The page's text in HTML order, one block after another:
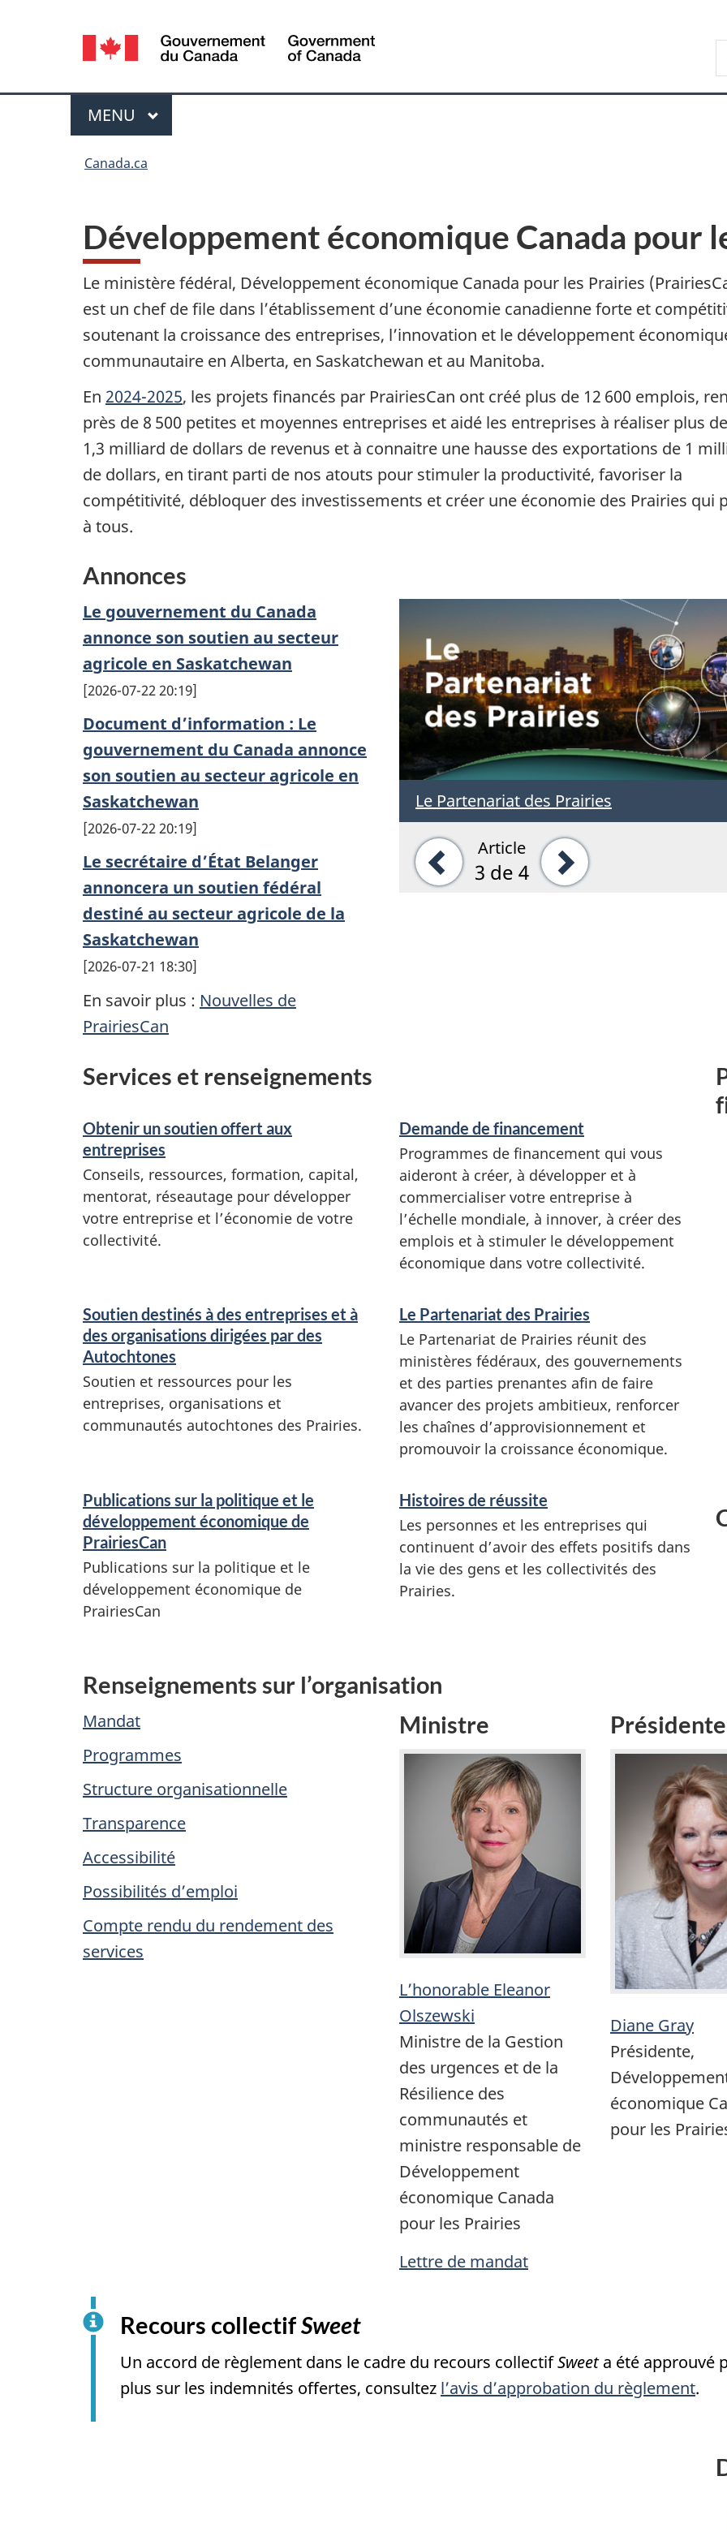
sujet
HTML
de
langue
Canada
Menu
MENU PRINCIPAL
Canada.ca
Développement économique Canada pour
Le ministère fédéral, Développement économique Canada pour les Prairies
est un chef de file dans l’établissement d’une économie canadienne forte et
soutenant la croissance des entreprises, l’innovation et le développement
communautaire en Alberta, en Saskatchewan et au Manitoba.
En 2024-2025, les projets financés par PrairiesCan ont créé plus de 12 600 emplois,
près de 8 500 petites et moyennes entreprises et aidé les entreprises à réaliser plus de
1,3 milliard de dollars de revenus et à connaitre une hausse des exportations de 1
de dollars, en tirant parti de nos atouts pour stimuler la productivité, favoriser la
compétitivité, débloquer des investissements et créer une économie des Prairies qui
à tous.
Annonces
Le gouvernement du Canada
annonce son soutien au secteur
agricole en Saskatchewan
2026-07-22 20:19
Document d’information : Le
gouvernement du Canada annonce
son soutien au secteur agricole en
Saskatchewan
2026-07-22 20:19
Le secrétaire d’État Belanger
annoncera un soutien fédéral
destiné au secteur agricole de la
Saskatchewan
2026-07-21 18:30
En savoir plus : Nouvelles de
PrairiesCan
Précédent
Article
3 de 4
Suivant
Le Partenariat des Prairies
Services et renseignements
Obtenir un soutien offert aux
entreprises
Conseils, ressources, formation, capital,
mentorat, réseautage pour développer
votre entreprise et l’économie de votre
collectivité.
Demande de financement
Programmes de financement qui vous
aideront à créer, à développer et à
commercialiser votre entreprise à
l’échelle mondiale, à innover, à créer des
emplois et à stimuler le développement
économique dans votre collectivité.
Soutien destinés à des entreprises et à
des organisations dirigées par des
Autochtones
Soutien et ressources pour les
entreprises, organisations et
communautés autochtones des Prairies.
Le Partenariat des Prairies
Le Partenariat de Prairies réunit des
ministères fédéraux, des gouvernements
et des parties prenantes afin de faire
avancer des projets ambitieux, renforcer
les chaînes d’approvisionnement et
promouvoir la croissance économique.
Publications sur la politique et le
développement économique de
PrairiesCan
Publications sur la politique et le
développement économique de
PrairiesCan
Histoires de réussite
Les personnes et les entreprises qui
continuent d’avoir des effets positifs dans
la vie des gens et les collectivités des
Prairies.
Renseignements sur l’organisation
Mandat
Programmes
Structure organisationnelle
Transparence
Accessibilité
Possibilités d’emploi
Compte rendu du rendement des
services
Ministre
L’honorable Eleanor
Olszewski
Ministre de la Gestion
des urgences et de la
Résilience des
communautés et
ministre responsable de
Développement
économique Canada
pour les Prairies
Lettre de mandat
Présidente
Diane Gray
Présidente,
économique
pour les
Recours collectifSweet
Un accord de règlement dans le cadre du recours collectifSweeta été approuvé
plus sur les indemnités offertes, consultez l’avis d’approbation du règlement.